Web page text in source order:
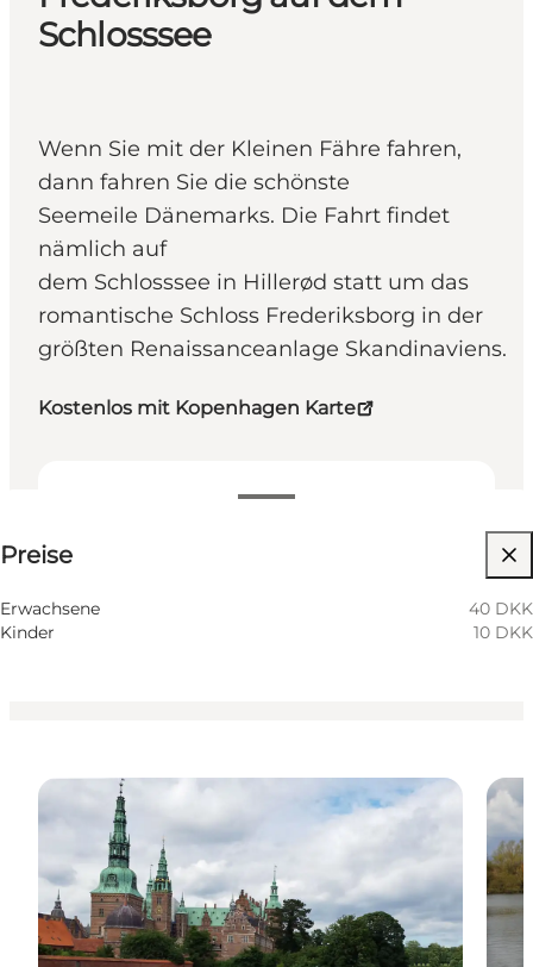
Schlosssee
Wenn Sie mit der Kleinen Fähre fahren,
dann fahren Sie die schönste
Seemeile Dänemarks. Die Fahrt findet
nämlich auf
dem Schlosssee in Hillerød statt um das
romantische Schloss Frederiksborg in der
größten Renaissanceanlage Skandinaviens.
Kostenlos mit Kopenhagen Karte
Preise
Erwachsene
40 DKK
Kinder
10 DKK
Freunde, Mein Partner, Mir selbst